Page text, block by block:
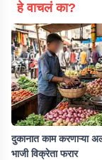
हे वाचलं का?
दुकानात काम करणाऱ्या
भाजी विक्रेता फरार